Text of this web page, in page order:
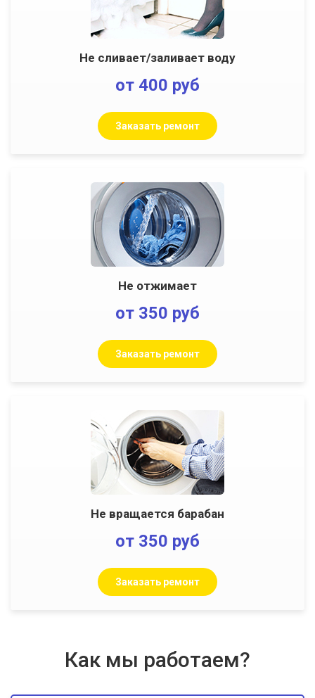
Не сливает/заливает воду
от 400 руб
Заказать ремонт
Не отжимает
от 350 руб
Заказать ремонт
Не вращается барабан
от 350 руб
Заказать ремонт
Как мы работаем?